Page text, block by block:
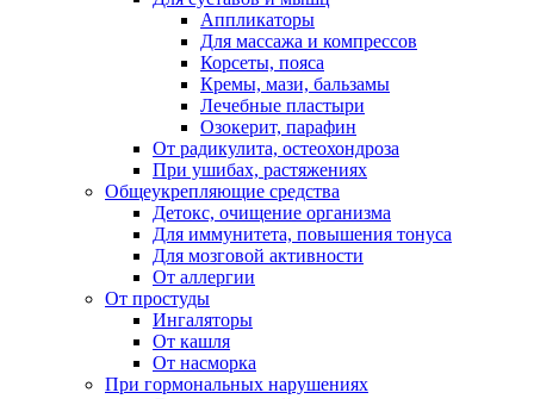
Аппликаторы
Для массажа и компрессов
Корсеты, пояса
Кремы, мази, бальзамы
Лечебные пластыри
Озокерит, парафин
От радикулита, остеохондроза
При ушибах, растяжениях
Общеукрепляющие средства
Детокс, очищение организма
Для иммунитета, повышения тонуса
Для мозговой активности
От аллергии
От простуды
Ингаляторы
От кашля
От насморка
При гормональных нарушениях